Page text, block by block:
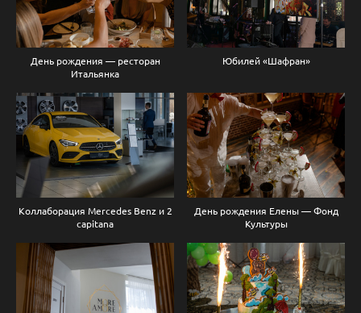
День рождения — ресторан
Итальянка
Юбилей «Шафран»
Коллаборация Mercedes Benz и 2
capitana
День рождения Елены — Фонд
Культуры